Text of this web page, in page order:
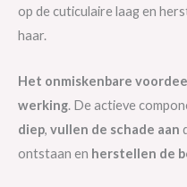
op de cuticulaire laag en
haar.
Het onmiskenbare
werking. De actieve
diep, vullen de schade aan
ontstaan en herstellen de